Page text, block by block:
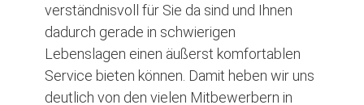
verständnisvoll für Sie da sind und Ihnen
dadurch gerade in schwierigen
Lebenslagen einen äußerst komfortablen
Service bieten können. Damit heben wir uns
deutlich von den vielen Mitbewerbern in